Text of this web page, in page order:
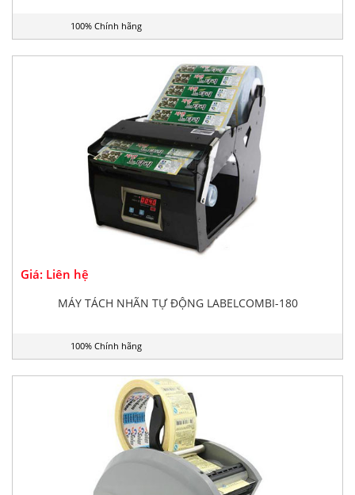
100% Chính hãng
Giá: Liên hệ
MÁY TÁCH NHÃN TỰ ĐỘNG LABELCOMBI-180
100% Chính hãng